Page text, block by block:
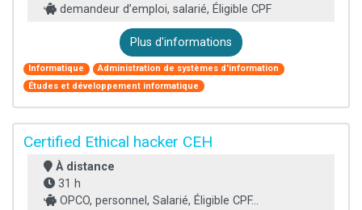
demandeur d’emploi, salarié, Éligible CPF
Plus d'informations
Informatique
Administration de systèmes d'information
Études et développement informatique
Certified Ethical hacker CEH
À distance
31 h
OPCO, personnel, Salarié, Éligible CPF...